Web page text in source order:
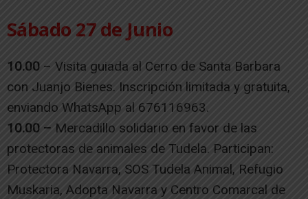
Sábado 27 de Junio
10.00 – Visita guiada al Cerro de Santa Barbara
con Juanjo Bienes. Inscripción limitada y gratuita,
enviando WhatsApp al 676116963.
10.00 – Mercadillo solidario en favor de las
protectoras de animales de Tudela. Participan:
Protectora Navarra, SOS Tudela Animal, Refugio
Muskaria, Adopta Navarra y Centro Comarcal de